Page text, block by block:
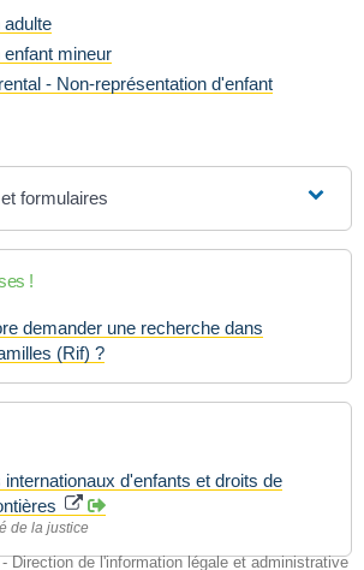
Direction de l'information légale et administrative
adulte
mineur
- Non-représentation d'enfant
formulaires
!
demander une recherche dans
(Rif) ?
d'enfants et droits de
de la justice